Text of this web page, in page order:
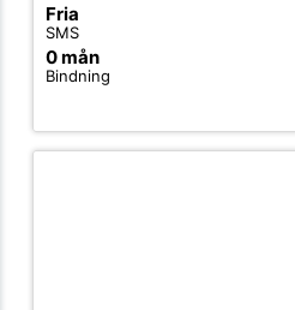
Fria
SMS
0 mån
Bindning